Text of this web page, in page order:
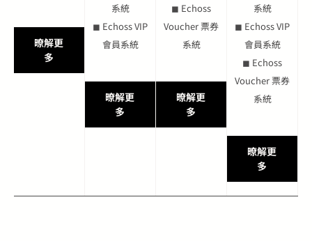
暸解更
多
系統
◼ Echoss VIP
會員系統
暸解更
多
◼ Echoss
Voucher 票券
系統
暸解更
多
系統
◼ Echoss VIP
會員系統
◼ Echoss
Voucher 票券
系統
暸解更
多